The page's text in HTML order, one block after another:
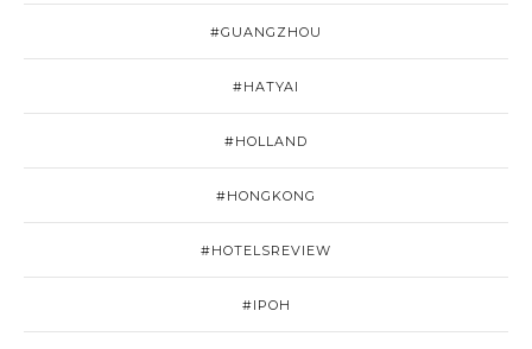
#GUANGZHOU
#HATYAI
#HOLLAND
#HONGKONG
#HOTELSREVIEW
#IPOH